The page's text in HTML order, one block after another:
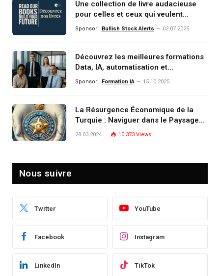
Une collection de livre audacieuse
pour celles et ceux qui veulent
comprendre, investir et dominer le
Sponsor: Bullish Stock Alerts 02.07.2025
Découvrez les meilleures formations
Data, IA, automatisation et
investissement (gestion de
Sponsor: Formation IA 15.10.2025
La Résurgence Économique de la
Turquie : Naviguer dans le Paysage
Post-Crise
28.03.2024 10 373 Views
Nous suivre
Twitter YouTube
Facebook Instagram
LinkedIn TikTok